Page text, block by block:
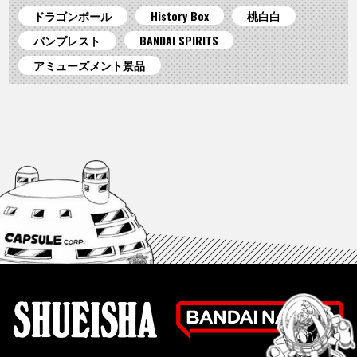
ドラゴンボール History Box
桃白白
バンプレスト
BANDAI SPIRITS
アミューズメント景品